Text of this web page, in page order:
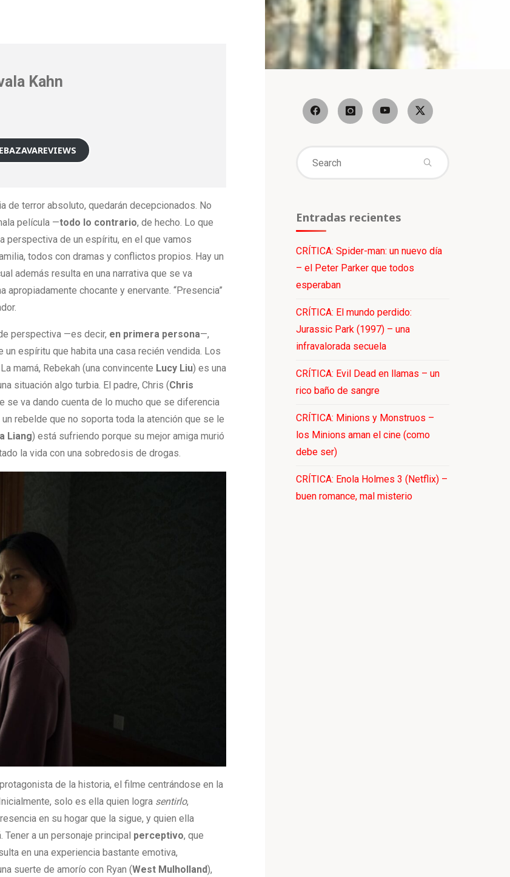
Kahn
de terror absoluto, quedarán decepcionados. No
película —todo lo contrario, de hecho. Lo que
perspectiva de un espíritu, en el que vamos
todos con dramas y conflictos propios. Hay un
además resulta en una narrativa que se va
chocante y enervante. “Presencia”
perspectiva —es decir, en primera persona—,
espíritu que habita una casa recién vendida. Los
mamá, Rebekah (una convincente Lucy Liu) es una
situación algo turbia. El padre, Chris (Chris
se va dando cuenta de lo mucho que se diferencia
rebelde que no soporta toda la atención que se le
Liang) está sufriendo porque su mejor amiga murió
la vida con una sobredosis de drogas.
de la historia, el filme centrándose en la
solo es ella quien logra sentirlo,
en su hogar que la sigue, y quien ella
a un personaje principal perceptivo, que
en una experiencia bastante emotiva,
suerte de amorío con Ryan (West Mulholland),
Entradas recientes
CRÍTICA: Spider-man: un nuevo día
– el Peter Parker que todos
esperaban
CRÍTICA: El mundo perdido:
Jurassic Park (1997) – una
infravalorada secuela
CRÍTICA: Evil Dead en llamas – un
rico baño de sangre
CRÍTICA: Minions y Monstruos –
los Minions aman el cine (como
debe ser)
CRÍTICA: Enola Holmes 3 (Netflix) –
buen romance, mal misterio